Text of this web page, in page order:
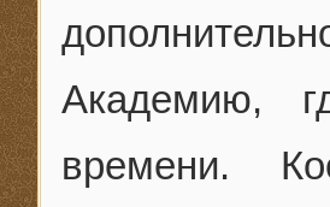
Академию,
времени.